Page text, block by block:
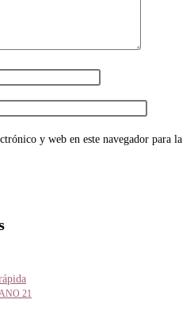
y web en este navegador para la
21